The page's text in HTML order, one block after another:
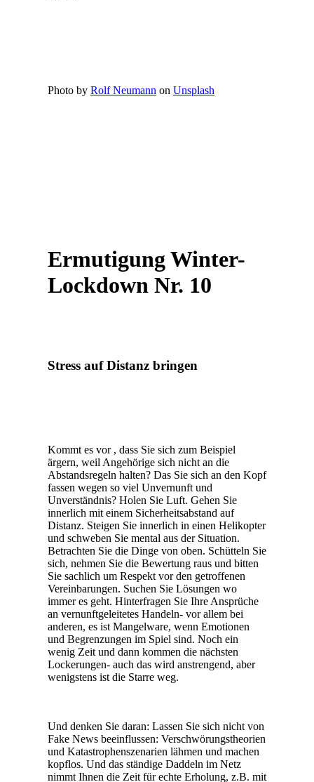
Photo by Rolf Neumann on Unsplash
Ermutigung Winter-
Lockdown Nr. 10
Stress auf Distanz bringen
Kommt es vor , dass Sie sich zum Beispiel
ärgern, weil Angehörige sich nicht an die
Abstandsregeln halten? Das Sie sich an den Kopf
fassen wegen so viel Unvernunft und
Unverständnis? Holen Sie Luft. Gehen Sie
innerlich mit einem Sicherheitsabstand auf
Distanz. Steigen Sie innerlich in einen Helikopter
und schweben Sie mental aus der Situation.
Betrachten Sie die Dinge von oben. Schütteln Sie
sich, nehmen Sie die Bewertung raus und bitten
Sie sachlich um Respekt vor den getroffenen
Vereinbarungen. Suchen Sie Lösungen wo
immer es geht. Hinterfragen Sie Ihre Ansprüche
an vernunftgeleitetes Handeln- vor allem bei
anderen, es ist Mangelware, wenn Emotionen
und Begrenzungen im Spiel sind. Noch ein
wenig Zeit und dann kommen die nächsten
Lockerungen- auch das wird anstrengend, aber
wenigstens ist die Starre weg.
Und denken Sie daran: Lassen Sie sich nicht von
Fake News beeinflussen: Verschwörungstheorien
und Katastrophenszenarien lähmen und machen
kopflos. Und das ständige Daddeln im Netz
nimmt Ihnen die Zeit für echte Erholung, z.B. mit